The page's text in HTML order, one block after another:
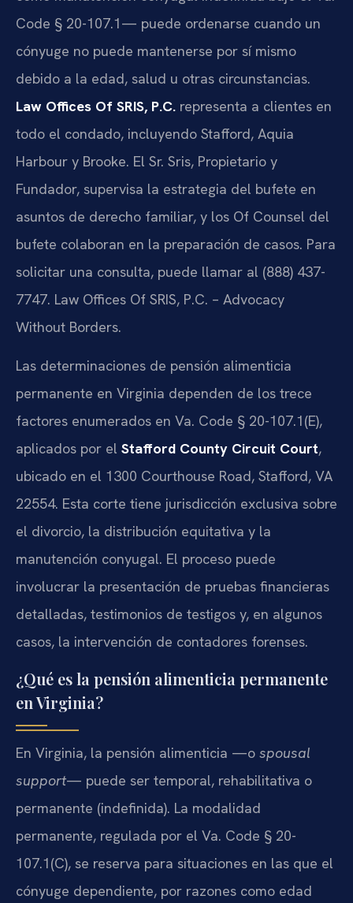
Code § 20-107.1— puede ordenarse cuando un
cónyuge no puede mantenerse por sí mismo
debido a la edad, salud u otras circunstancias.
Law Offices Of SRIS, P.C. representa a clientes en
todo el condado, incluyendo Stafford, Aquia
Harbour y Brooke. El Sr. Sris, Propietario y
Fundador, supervisa la estrategia del bufete en
asuntos de derecho familiar, y los Of Counsel del
bufete colaboran en la preparación de casos. Para
solicitar una consulta, puede llamar al (888) 437-
7747. Law Offices Of SRIS, P.C. – Advocacy
Without Borders.
Las determinaciones de pensión alimenticia
permanente en Virginia dependen de los trece
factores enumerados en Va. Code § 20-107.1(E),
aplicados por el Stafford County Circuit Court,
ubicado en el 1300 Courthouse Road, Stafford, VA
22554. Esta corte tiene jurisdicción exclusiva sobre
el divorcio, la distribución equitativa y la
manutención conyugal. El proceso puede
involucrar la presentación de pruebas financieras
detalladas, testimonios de testigos y, en algunos
casos, la intervención de contadores forenses.
¿Qué es la pensión alimenticia permanente
en Virginia?
En Virginia, la pensión alimenticia —o spousal
support— puede ser temporal, rehabilitativa o
permanente (indefinida). La modalidad
permanente, regulada por el Va. Code § 20-
107.1(C), se reserva para situaciones en las que el
cónyuge dependiente, por razones como edad